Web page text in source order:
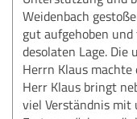
Weidenbach
gut aufgehoben
desolaten Lage.
Herrn Klaus
Herr Klaus bringt
viel Verständnis mit